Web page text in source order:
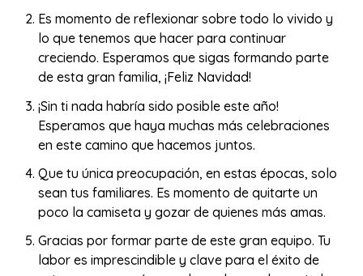
Es momento de reflexionar sobre todo lo vivido y
lo que tenemos que hacer para continuar
creciendo. Esperamos que sigas formando parte
de esta gran familia, ¡Feliz Navidad!
¡Sin ti nada habría sido posible este año!
Esperamos que haya muchas más celebraciones
en este camino que hacemos juntos.
Que tu única preocupación, en estas épocas, solo
sean tus familiares. Es momento de quitarte un
poco la camiseta y gozar de quienes más amas.
Gracias por formar parte de este gran equipo. Tu
labor es imprescindible y clave para el éxito de